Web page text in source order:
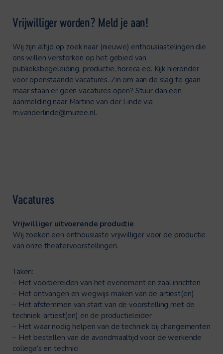
Vrijwilliger worden? Meld je aan!
Wij zijn altijd op zoek naar (nieuwe) enthousiastelingen die
ons willen versterken op het gebied van
publieksbegeleiding, productie, horeca ed. Kijk hieronder
voor openstaande vacatures. Zin om aan de slag te gaan
maar staan er geen vacatures open? Stuur dan een
aanmelding naar Martine van der Linde via
m.vanderlinde@muzee.nl.
Vacatures
Vrijwilliger uitvoerende productie
Wij zoeken een enthousiaste vrijwilliger voor de productie
van onze theatervoorstellingen.
Taken:
– Het voorbereiden van het evenement en zaal inrichten
– Het ontvangen en wegwijs maken van de artiest(en)
– Het afstemmen van start van de voorstelling met de
techniek, artiest(en) en de productieleider
– Het waar nodig helpen van de techniek bij changementen
– Het bestellen van de avondmaaltijd voor de werkende
collega’s en technici